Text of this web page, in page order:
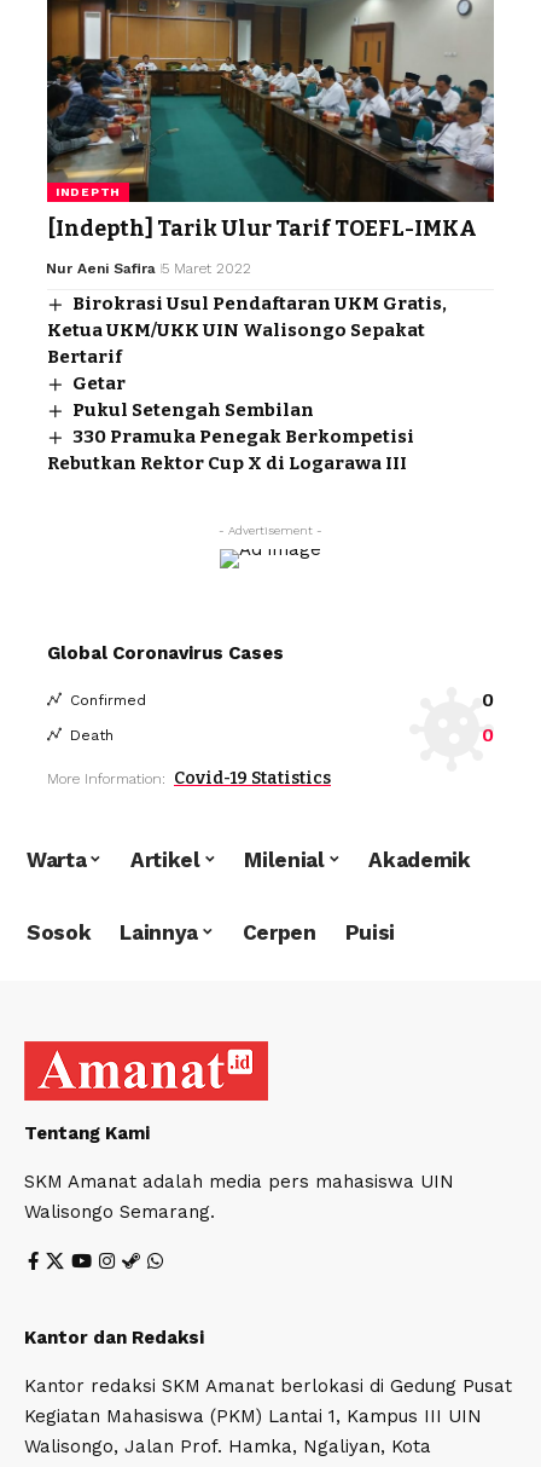
INDEPTH
[Indepth] Tarik Ulur Tarif TOEFL-IMKA
Nur Aeni Safira 5 Maret 2022
Birokrasi Usul Pendaftaran UKM Gratis,
Ketua UKM/UKK UIN Walisongo Sepakat
Bertarif
Getar
Pukul Setengah Sembilan
330 Pramuka Penegak Berkompetisi
Rebutkan Rektor Cup X di Logarawa III
- Advertisement -
Global Coronavirus Cases
Confirmed 0
Death 0
More Information: Covid-19 Statistics
Warta Artikel Milenial Akademik
Sosok Lainnya Cerpen Puisi
Tentang Kami
SKM Amanat adalah media pers mahasiswa UIN
Walisongo Semarang.
Kantor dan Redaksi
Kantor redaksi SKM Amanat berlokasi di Gedung Pusat
Kegiatan Mahasiswa (PKM) Lantai 1, Kampus III UIN
Walisongo, Jalan Prof. Hamka, Ngaliyan, Kota